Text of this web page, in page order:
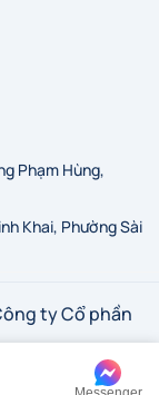
Phạm Hùng,
Khai, Phường Sài
ty Cổ phần